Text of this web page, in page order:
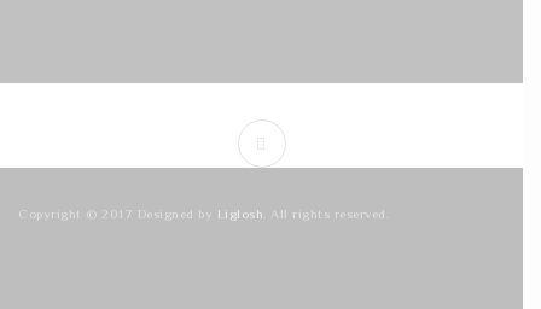
Copyright © 2017 Designed by Liglosh . All rights reserved.